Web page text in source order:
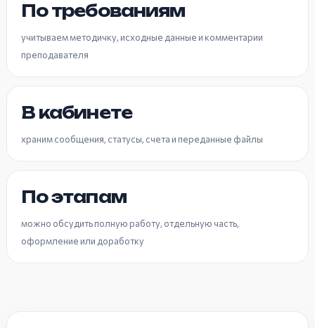
По требованиям
учитываем методичку, исходные данные и комментарии
преподавателя
В кабинете
храним сообщения, статусы, счета и переданные файлы
По этапам
можно обсудить полную работу, отдельную часть,
оформление или доработку